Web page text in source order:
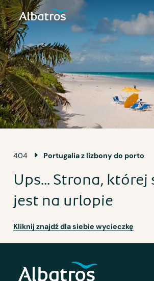
404 Portugalia z lizbony do porto
Ups... Strona, której
jest na urlopie
Kliknij znajdź dla siebie wycieczkę